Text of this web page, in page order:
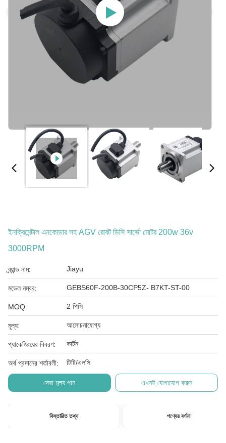
ইনক্রিমেন্টাল এনকোডার সহ AGV রোবট ডিসি সার্ভো মোটর 200w 36v
3000RPM
ব্র্যান্ড নাম: Jiayu
মডেল নম্বর: GEBS60F-200B-30CP5Z- B7KT-ST-00
MOQ: 2 পিসি
মূল্য: আলোচনাযোগ্য
প্যাকেজিংয়ের বিবরণ: কার্টন
অর্থ প্রদানের শর্তাবলী: টিটি/এলসি
সেরা মূল্য পান এখনই যোগাযোগ করুন
বিস্তারিত তথ্য পণ্যের বর্ণনা